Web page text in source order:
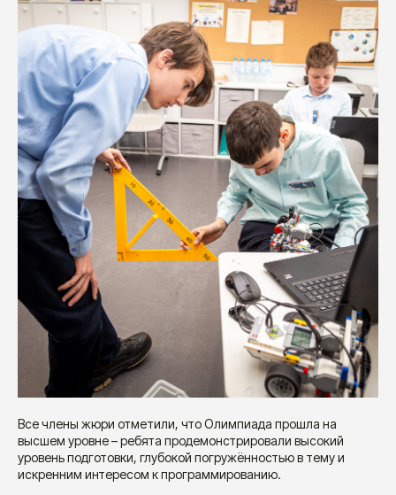
Все члены жюри отметили, что Олимпиада прошла на
высшем уровне – ребята продемонстрировали высокий
уровень подготовки, глубокой погружённостью в тему и
искренним интересом к программированию.